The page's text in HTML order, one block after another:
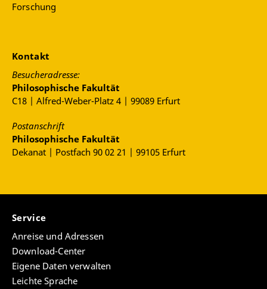
Forschung
Kontakt
Besucheradresse:
Philosophische Fakultät
C18 | Alfred-Weber-Platz 4 | 99089 Erfurt
Postanschrift
Philosophische Fakultät
Dekanat | Postfach 90 02 21 | 99105 Erfurt
Service
Anreise und Adressen
Download-Center
Eigene Daten verwalten
Leichte Sprache